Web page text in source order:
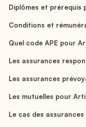
Diplômes et
Conditions et
Quel code APE pour
Les assurances
Les assurances
Les mutuelles pour
Le cas des